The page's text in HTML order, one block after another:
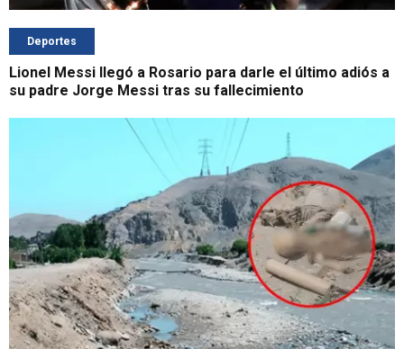
Deportes
Lionel Messi llegó a Rosario para darle el último adiós a
su padre Jorge Messi tras su fallecimiento